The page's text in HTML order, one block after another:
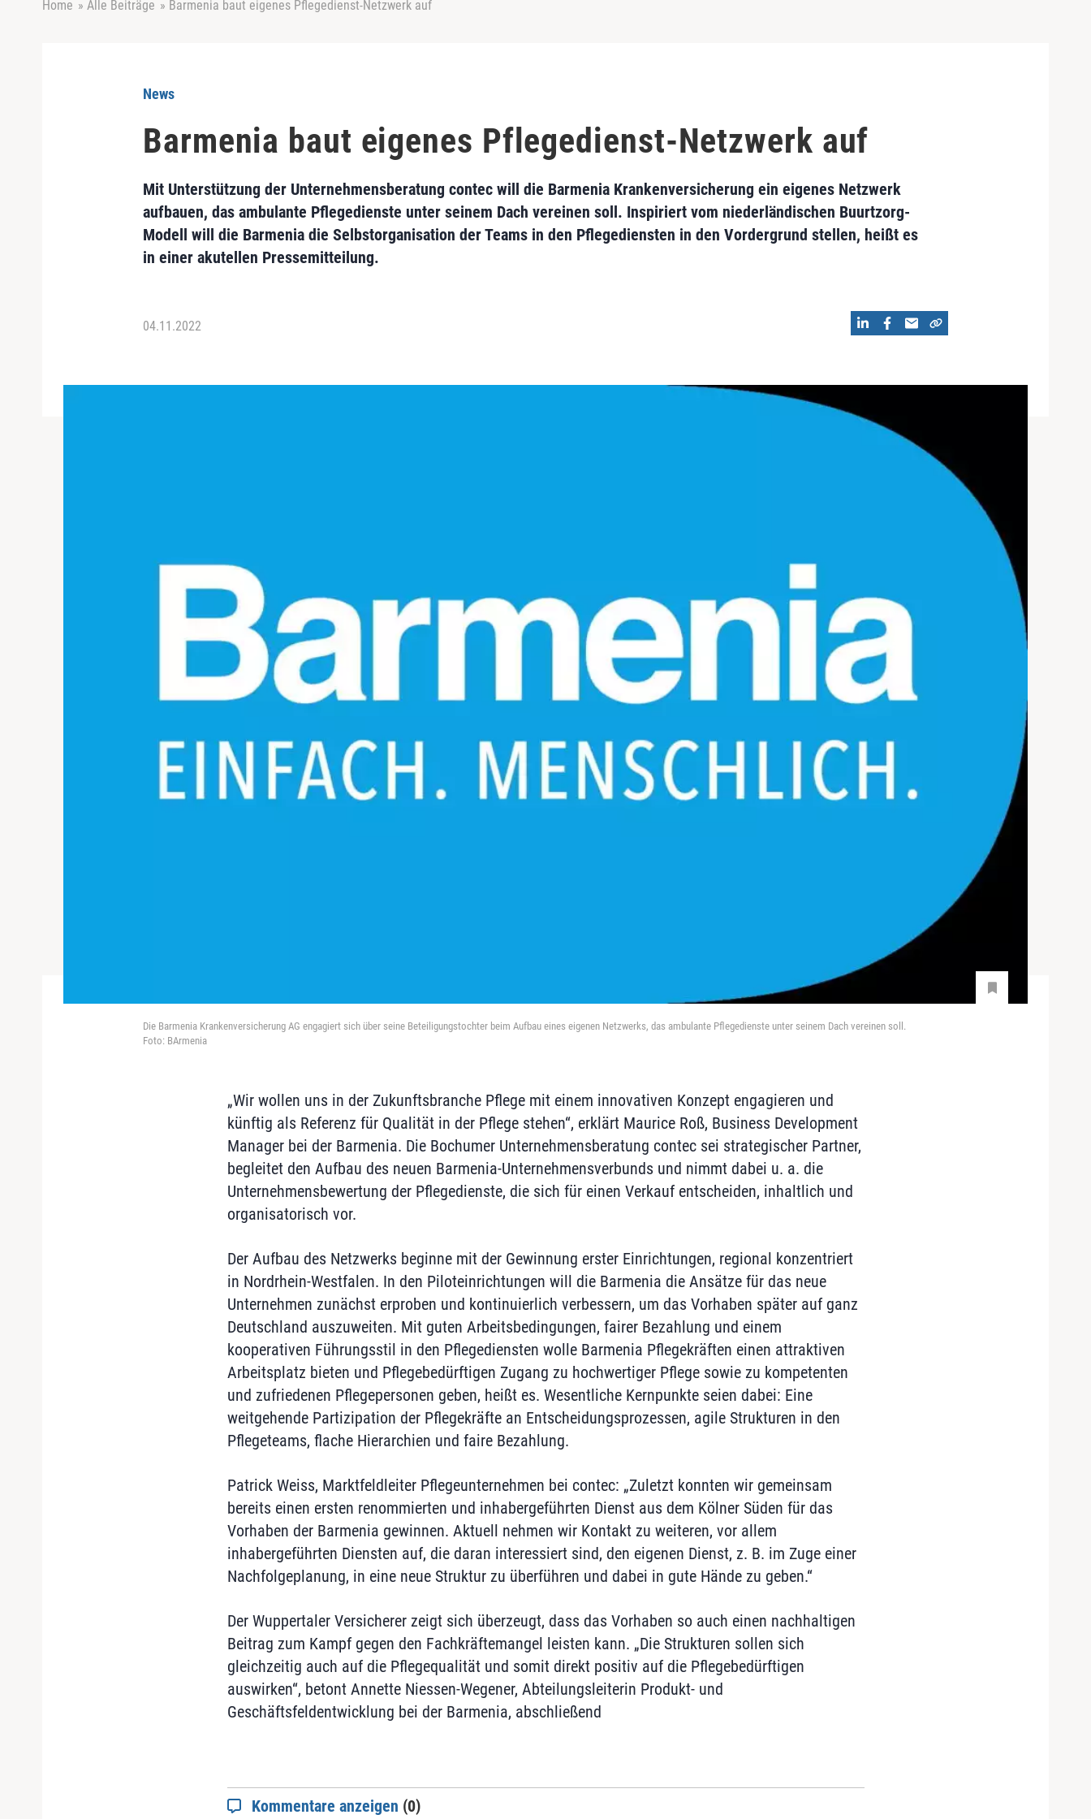
Home » Alle Beiträge » Barmenia baut eigenes Pflegedienst-Netzwerk auf
News
Barmenia baut eigenes Pflegedienst-Netzwerk auf
Mit Unterstützung der Unternehmensberatung contec will die Barmenia Krankenversicherung ein eigenes Netzwerk
aufbauen, das ambulante Pflegedienste unter seinem Dach vereinen soll. Inspiriert vom niederländischen Buurtzorg-
Modell will die Barmenia die Selbstorganisation der Teams in den Pflegediensten in den Vordergrund stellen, heißt es
in einer akutellen Pressemitteilung.
04.11.2022
Die Barmenia Krankenversicherung AG engagiert sich über seine Beteiligungstochter beim Aufbau eines eigenen Netzwerks, das ambulante Pflegedienste unter seinem Dach vereinen soll.
Foto: BArmenia
„Wir wollen uns in der Zukunftsbranche Pflege mit einem innovativen Konzept engagieren und
künftig als Referenz für Qualität in der Pflege stehen“, erklärt Maurice Roß, Business Development
Manager bei der Barmenia. Die Bochumer Unternehmensberatung contec sei strategischer Partner,
begleitet den Aufbau des neuen Barmenia-Unternehmensverbunds und nimmt dabei u. a. die
Unternehmensbewertung der Pflegedienste, die sich für einen Verkauf entscheiden, inhaltlich und
organisatorisch vor.
Der Aufbau des Netzwerks beginne mit der Gewinnung erster Einrichtungen, regional konzentriert
in Nordrhein-Westfalen. In den Piloteinrichtungen will die Barmenia die Ansätze für das neue
Unternehmen zunächst erproben und kontinuierlich verbessern, um das Vorhaben später auf ganz
Deutschland auszuweiten. Mit guten Arbeitsbedingungen, fairer Bezahlung und einem
kooperativen Führungsstil in den Pflegediensten wolle Barmenia Pflegekräften einen attraktiven
Arbeitsplatz bieten und Pflegebedürftigen Zugang zu hochwertiger Pflege sowie zu kompetenten
und zufriedenen Pflegepersonen geben, heißt es. Wesentliche Kernpunkte seien dabei: Eine
weitgehende Partizipation der Pflegekräfte an Entscheidungsprozessen, agile Strukturen in den
Pflegeteams, flache Hierarchien und faire Bezahlung.
Patrick Weiss, Marktfeldleiter Pflegeunternehmen bei contec: „Zuletzt konnten wir gemeinsam
bereits einen ersten renommierten und inhabergeführten Dienst aus dem Kölner Süden für das
Vorhaben der Barmenia gewinnen. Aktuell nehmen wir Kontakt zu weiteren, vor allem
inhabergeführten Diensten auf, die daran interessiert sind, den eigenen Dienst, z. B. im Zuge einer
Nachfolgeplanung, in eine neue Struktur zu überführen und dabei in gute Hände zu geben.“
Der Wuppertaler Versicherer zeigt sich überzeugt, dass das Vorhaben so auch einen nachhaltigen
Beitrag zum Kampf gegen den Fachkräftemangel leisten kann. „Die Strukturen sollen sich
gleichzeitig auch auf die Pflegequalität und somit direkt positiv auf die Pflegebedürftigen
auswirken“, betont Annette Niessen-Wegener, Abteilungsleiterin Produkt- und
Geschäftsfeldentwicklung bei der Barmenia, abschließend
Kommentare anzeigen (0)